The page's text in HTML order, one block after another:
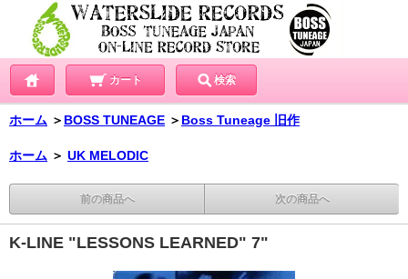
カート 検索
ホーム ＞ BOSS TUNEAGE ＞ Boss Tuneage 旧作
ホーム ＞ UK MELODIC
前の商品へ 次の商品へ
K-LINE "LESSONS LEARNED" 7"